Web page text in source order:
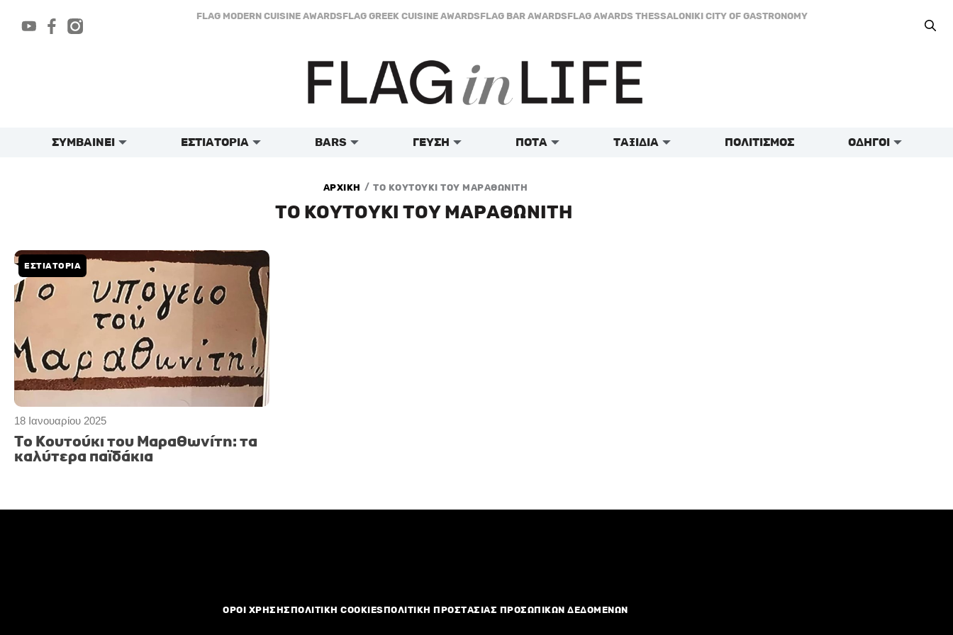
FLAG MODERN CUISINE AWARDSFLAG GREEK CUISINE AWARDSFLAG BAR AWARDSFLAG AWARDS THESSALONIKI CITY OF GASTRONOMY
ΣΥΜΒΑΙΝΕΙ ΕΣΤΙΑΤΟΡΙΑ BARS ΓΕΥΣΗ ΠΟΤΑ ΤΑΞΙΔΙΑ ΠΟΛΙΤΙΣΜΟΣ ΟΔΗΓΟΙ
ΑΡΧΙΚΗ / ΤΟ ΚΟΥΤΟΥΚΙ ΤΟΥ ΜΑΡΑΘΩΝΙΤΗ
ΤΟ ΚΟΥΤΟΥΚΙ ΤΟΥ ΜΑΡΑΘΩΝΙΤΗ
18 Ιανουαρίου 2025
ΕΣΤΙΑΤΟΡΙΑ
Το Κουτούκι του Μαραθωνίτη: τα
καλύτερα παϊδάκια
ΟΡΟΙ ΧΡΗΣΗΣΠΟΛΙΤΙΚΗ COOKIESΠΟΛΙΤΙΚΗ ΠΡΟΣΤΑΣΙΑΣ ΠΡΟΣΩΠΙΚΩΝ ΔΕΔΟΜΕΝΩΝ